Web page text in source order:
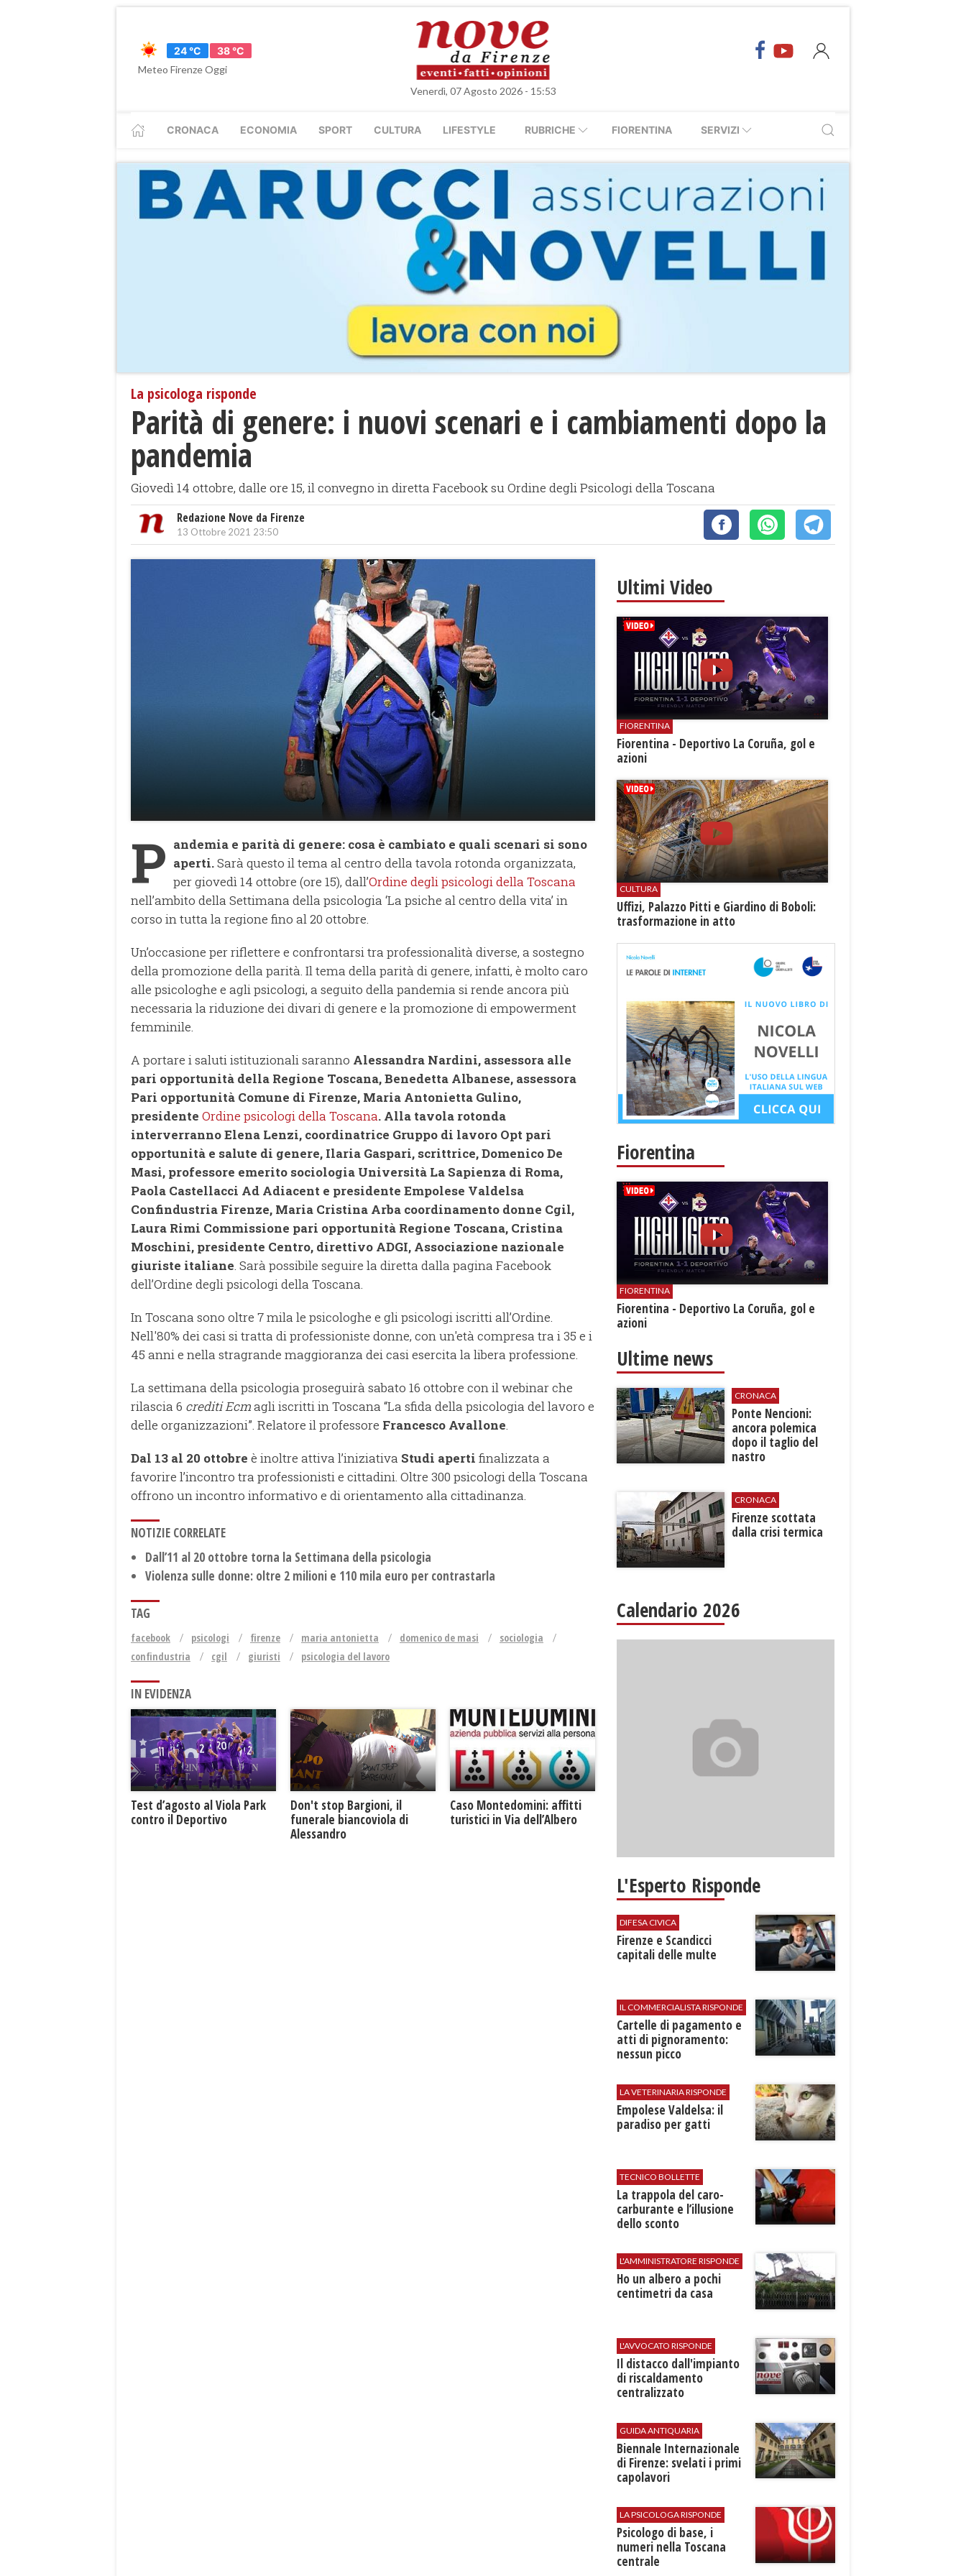
24 °C
38 °C
Meteo Firenze Oggi
Venerdì, 07 Agosto 2026 - 15:53
CRONACA ECONOMIA SPORT CULTURA LIFESTYLE RUBRICHE FIORENTINA SERVIZI
La psicologa risponde
Parità di genere: i nuovi scenari e i cambiamenti dopo la
pandemia
Giovedì 14 ottobre, dalle ore 15, il convegno in diretta Facebook su Ordine degli Psicologi della Toscana
Redazione Nove da Firenze
13 Ottobre 2021 23:50
P andemia e parità di genere: cosa è cambiato e quali scenari si sono
aperti.Sarà questo il tema al centro della tavola rotonda organizzata,
per giovedì 14 ottobre (ore 15), dall’Ordine degli psicologi della Toscana
nell’ambito della Settimana della psicologia ‘La psiche al centro della vita’ in
corso in tutta la regione fino al 20 ottobre.
Un’occasione per riflettere e confrontarsi tra professionalità diverse, a sostegno
della promozione della parità. Il tema della parità di genere, infatti, è molto caro
alle psicologhe e agli psicologi, a seguito della pandemia si rende ancora più
necessaria la riduzione dei divari di genere e la promozione di empowerment
femminile.
A portare i saluti istituzionali saranno Alessandra Nardini, assessora alle
pari opportunità della Regione Toscana, Benedetta Albanese, assessora
Pari opportunità Comune di Firenze, Maria Antonietta Gulino,
presidente Ordine psicologi della Toscana. Alla tavola rotonda
interverranno Elena Lenzi, coordinatrice Gruppo di lavoro Opt pari
opportunità e salute di genere, Ilaria Gaspari, scrittrice, Domenico De
Masi, professore emerito sociologia Università La Sapienza di Roma,
Paola Castellacci Ad Adiacent e presidente Empolese Valdelsa
Confindustria Firenze, Maria Cristina Arba coordinamento donne Cgil,
Laura Rimi Commissione pari opportunità Regione Toscana, Cristina
Moschini, presidente Centro, direttivo ADGI, Associazione nazionale
giuriste italiane. Sarà possibile seguire la diretta dalla pagina Facebook
dell’Ordine degli psicologi della Toscana.
In Toscana sono oltre 7 mila le psicologhe e gli psicologi iscritti all’Ordine.
Nell'80% dei casi si tratta di professioniste donne, con un'età compresa tra i 35 e i
45 anni e nella stragrande maggioranza dei casi esercita la libera professione.
La settimana della psicologia proseguirà sabato 16 ottobre con il webinar che
rilascia 6 crediti Ecmagli iscritti in Toscana “La sfida della psicologia del lavoro e
delle organizzazioni”. Relatore il professore Francesco Avallone.
Dal 13 al 20 ottobre è inoltre attiva l’iniziativa Studi aperti finalizzata a
favorire l’incontro tra professionisti e cittadini. Oltre 300 psicologi della Toscana
offrono un incontro informativo e di orientamento alla cittadinanza.
NOTIZIE CORRELATE
Dall’11 al 20 ottobre torna la Settimana della psicologia
Violenza sulle donne: oltre 2 milioni e 110 mila euro per contrastarla
TAG
facebook psicologi firenze maria antonietta domenico de masi
sociologia
confindustria
cgil giuristi psicologia del lavoro
IN EVIDENZA
Test d’agosto al Viola Park
contro il Deportivo
Don't stop Bargioni, il
funerale biancoviola di
Alessandro
Caso Montedomini: affitti
turistici in Via dell’Albero
Ultimi Video
FIORENTINA
Fiorentina - Deportivo La Coruña, gol e
azioni
CULTURA
Uffizi, Palazzo Pitti e Giardino di Boboli:
trasformazione in atto
Fiorentina
FIORENTINA
Fiorentina - Deportivo La Coruña, gol e
azioni
Ultime news
CRONACA
​Ponte Nencioni:
ancora polemica
dopo il taglio del
nastro
CRONACA
Firenze scottata
dalla crisi termica
Calendario 2026
L'Esperto Risponde
DIFESA CIVICA
Firenze e Scandicci
capitali delle multe
IL COMMERCIALISTA RISPONDE
Cartelle di pagamento e
atti di pignoramento:
nessun picco
LA VETERINARIA RISPONDE
Empolese Valdelsa: il
paradiso per gatti
TECNICO BOLLETTE
​La trappola del caro-
carburante e l’illusione
dello sconto
L'AMMINISTRATORE RISPONDE
Ho un albero a pochi
centimetri da casa
L'AVVOCATO RISPONDE
Il distacco dall'impianto
di riscaldamento
centralizzato
GUIDA ANTIQUARIA
Biennale Internazionale
di Firenze: svelati i primi
capolavori
LA PSICOLOGA RISPONDE
Psicologo di base, i
numeri nella Toscana
centrale